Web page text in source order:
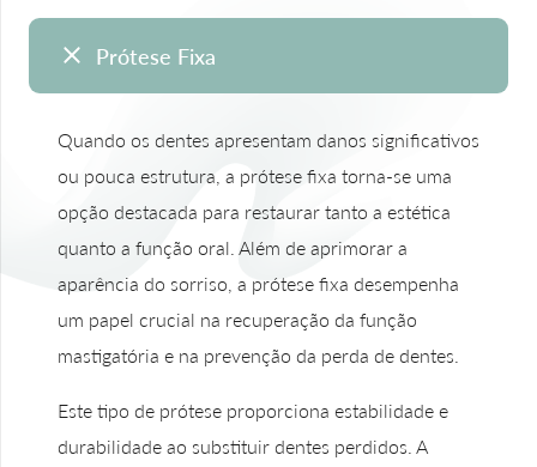
Prótese Fixa
Quando os dentes apresentam danos significativos
ou pouca estrutura, a prótese fixa torna-se uma
opção destacada para restaurar tanto a estética
quanto a função oral. Além de aprimorar a
aparência do sorriso, a prótese fixa desempenha
um papel crucial na recuperação da função
mastigatória e na prevenção da perda de dentes.
Este tipo de prótese proporciona estabilidade e
durabilidade ao substituir dentes perdidos. A